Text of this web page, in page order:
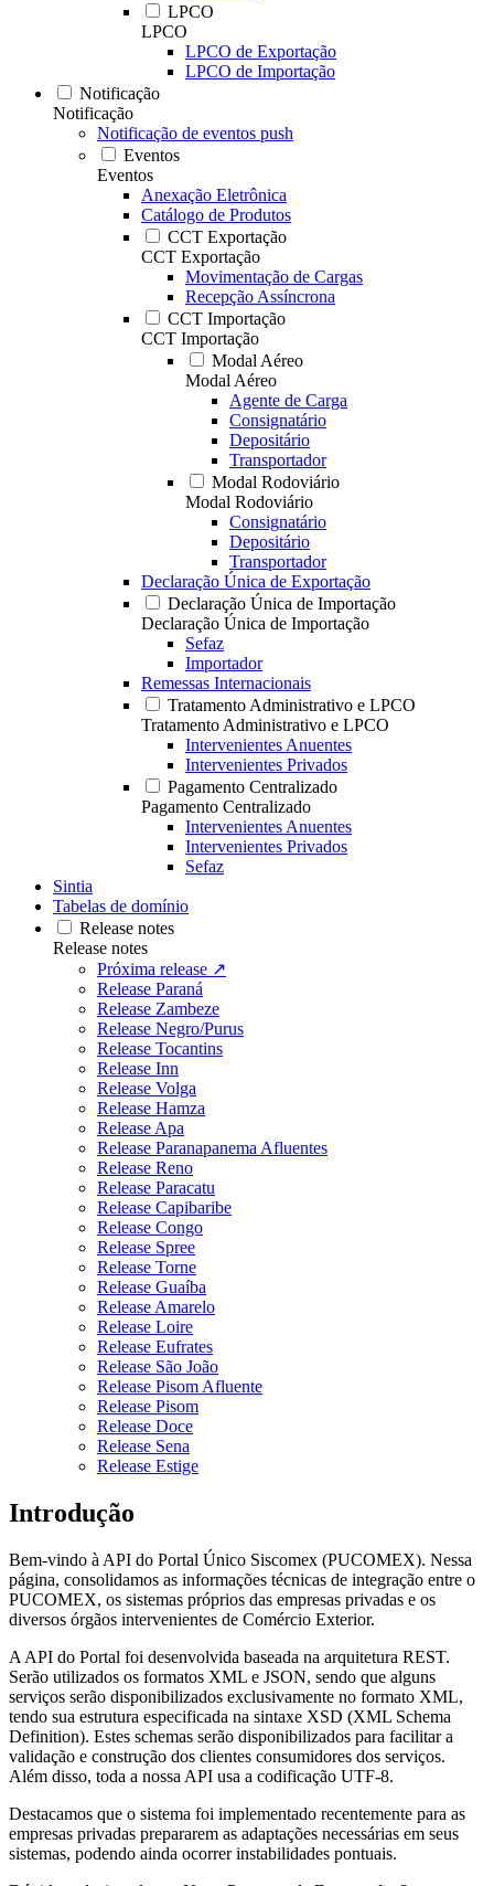
LPCO
LPCO
LPCO de Exportação
LPCO de Importação
Notificação
Notificação
Notificação de eventos push
Eventos
Eventos
Anexação Eletrônica
Catálogo de Produtos
CCT Exportação
CCT Exportação
Movimentação de Cargas
Recepção Assíncrona
CCT Importação
CCT Importação
Modal Aéreo
Modal Aéreo
Agente de Carga
Consignatário
Depositário
Transportador
Modal Rodoviário
Modal Rodoviário
Consignatário
Depositário
Transportador
Declaração Única de Exportação
Declaração Única de Importação
Declaração Única de Importação
Sefaz
Importador
Remessas Internacionais
Tratamento Administrativo e LPCO
Tratamento Administrativo e LPCO
Intervenientes Anuentes
Intervenientes Privados
Pagamento Centralizado
Pagamento Centralizado
Intervenientes Anuentes
Intervenientes Privados
Sefaz
Sintia
Tabelas de domínio
Release notes
Release notes
Próxima release ↗
Release Paraná
Release Zambeze
Release Negro/Purus
Release Tocantins
Release Inn
Release Volga
Release Hamza
Release Apa
Release Paranapanema Afluentes
Release Reno
Release Paracatu
Release Capibaribe
Release Congo
Release Spree
Release Torne
Release Guaíba
Release Amarelo
Release Loire
Release Eufrates
Release São João
Release Pisom Afluente
Release Pisom
Release Doce
Release Sena
Release Estige
Introdução
Bem-vindo à API do Portal Único Siscomex (PUCOMEX). Nessa
página, consolidamos as informações técnicas de integração entre o
PUCOMEX, os sistemas próprios das empresas privadas e os
diversos órgãos intervenientes de Comércio Exterior.
A API do Portal foi desenvolvida baseada na arquitetura REST.
Serão utilizados os formatos XML e JSON, sendo que alguns
serviços serão disponibilizados exclusivamente no formato XML,
tendo sua estrutura especificada na sintaxe XSD (XML Schema
Definition). Estes schemas serão disponibilizados para facilitar a
validação e construção dos clientes consumidores dos serviços.
Além disso, toda a nossa API usa a codificação UTF-8.
Destacamos que o sistema foi implementado recentemente para as
empresas privadas prepararem as adaptações necessárias em seus
sistemas, podendo ainda ocorrer instabilidades pontuais.